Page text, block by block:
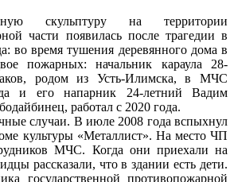
скульптуру на территории
части появилась после трагедии в
во время тушения деревянного дома в
пожарных: начальник караула 28-
родом из Усть-Илимска, в МЧС
и его напарник 24-летний Вадим
работал с 2020 года.
случаи. В июле 2008 года вспыхнул
культуры «Металлист». На место ЧП
МЧС. Когда они приехали на
рассказали, что в здании есть дети.
государственной противопожарной